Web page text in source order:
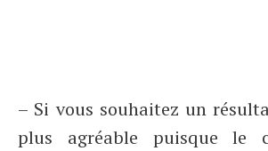
– Si vous souhaitez un
plus agréable puisque le